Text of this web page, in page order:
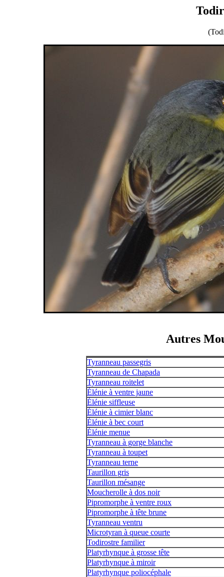
Autres
Tyranneau passegris
Tyranneau de Chapada
Tyranneau roitelet
Élénie à ventre jaune
Élénie siffleuse
Élénie à cimier blanc
Élénie à bec court
Élénie menue
Tyranneau à gorge blanche
Tyranneau à toupet
Tyranneau terne
Taurillon gris
Taurillon mésange
Moucherolle à dos noir
Pipromorphe à ventre roux
Pipromorphe à tête brune
Tyranneau ventru
Microtyran à queue courte
Todirostre familier
Platyrhynque à grosse tête
Platyrhynque à miroir
Platyrhynque poliocéphale